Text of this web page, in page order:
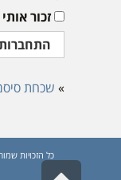
זכור אותי
» שכחת